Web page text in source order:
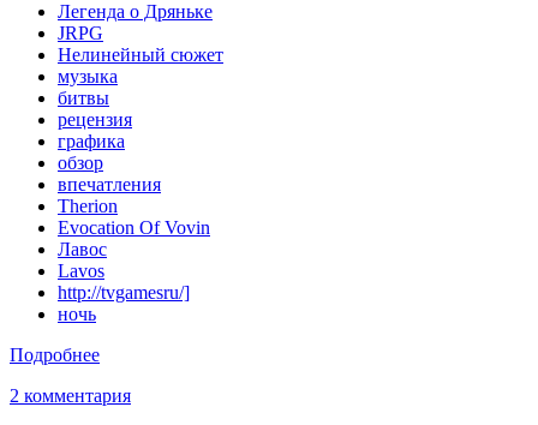
Легенда о Дряньке
JRPG
Нелинейный сюжет
музыка
битвы
рецензия
графика
обзор
впечатления
Therion
Evocation Of Vovin
Лавос
Lavos
http://tvgamesru/]
ночь
Подробнее
2 комментария